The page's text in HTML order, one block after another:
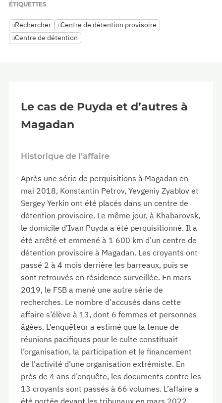
ÉTIQUETTES
Rechercher
Centre de détention provisoire
Centre de détention
Le cas de Puyda et d’autres à
Magadan
Historique de l’affaire
Après une série de perquisitions à Magadan en
mai 2018, Konstantin Petrov, Yevgeniy Zyablov et
Sergey Yerkin ont été placés dans un centre de
détention provisoire. Le même jour, à Khabarovsk,
le domicile d’Ivan Puyda a été perquisitionné. Il a
été arrêté et emmené à 1 600 km d’un centre de
détention provisoire à Magadan. Les croyants ont
passé 2 à 4 mois derrière les barreaux, puis se
sont retrouvés en résidence surveillée. En mars
2019, le FSB a mené une autre série de
recherches. Le nombre d’accusés dans cette
affaire s’élève à 13, dont 6 femmes et personnes
âgées. L’enquêteur a estimé que la tenue de
réunions pacifiques pour le culte constituait
l’organisation, la participation et le financement
de l’activité d’une organisation extrémiste. En
près de 4 ans d’enquête, les documents contre les
13 croyants sont passés à 66 volumes. L’affaire a